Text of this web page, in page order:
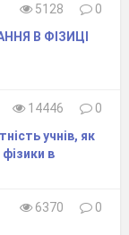
5128
0
В ФІЗИЦІ
14446
0
учнів, як
в
6370
0